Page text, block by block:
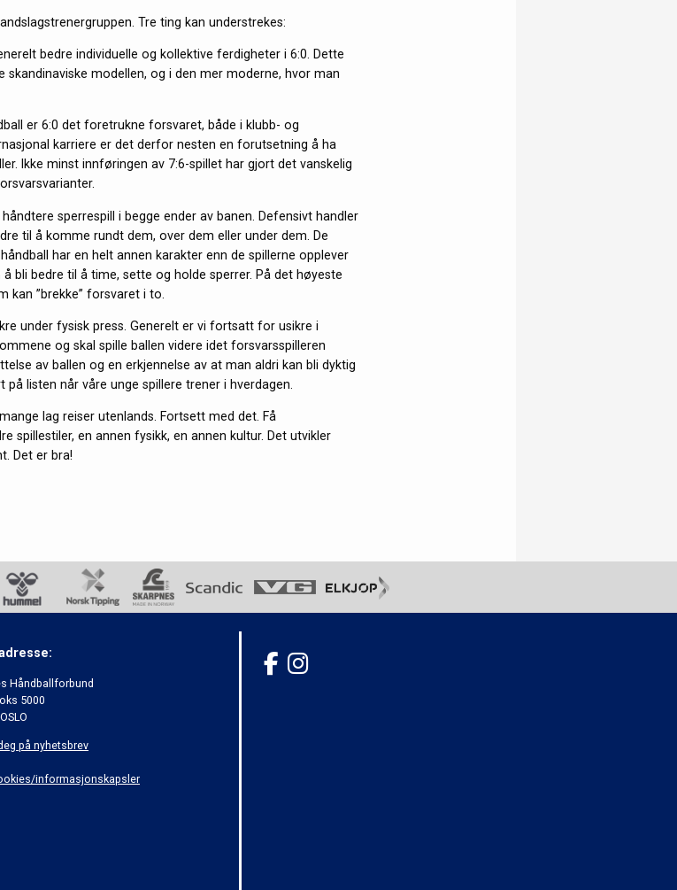
Tre ting kan understrekes:
bedre individuelle og kollektive ferdigheter i 6:0. Dette
skandinaviske modellen, og i den mer moderne, hvor man
er 6:0 det foretrukne forsvaret, både i klubb- og
karriere er det derfor nesten en forutsetning å ha
Ikke minst innføringen av 7:6-spillet har gjort det vanskelig
sperrespill i begge ender av banen. Defensivt handler
til å komme rundt dem, over dem eller under dem. De
har en helt annen karakter enn de spillerne opplever
bli bedre til å time, sette og holde sperrer. På det høyeste
kan ”brekke” forsvaret i to.
under fysisk press. Generelt er vi fortsatt for usikre i
og skal spille ballen videre idet forsvarsspilleren
av ballen og en erkjennelse av at man aldri kan bli dyktig
listen når våre unge spillere trener i hverdagen.
lag reiser utenlands. Fortsett med det. Få
spillestiler, en annen fysikk, en annen kultur. Det utvikler
Det er bra!
Håndballforbund
5000
på nyhetsbrev
informasjonskapsler